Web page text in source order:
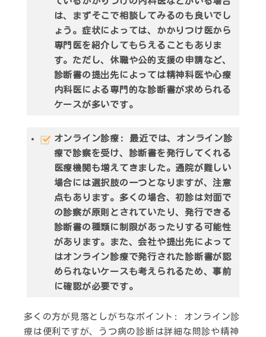
は、まずそこで相談してみるのも良いでし
ょう。症状によっては、かかりつけ医から
専門医を紹介してもらえることもありま
す。ただし、休職や公的支援の申請など、
診断書の提出先によっては精神科医や心療
内科医による専門的な診断書が求められる
ケースが多いです。
オンライン診療 : 最近では、オンライン診
療で診察を受け、診断書を発行してくれる
医療機関も増えてきました。通院が難しい
場合には選択肢の一つとなりますが、注意
点もあります。多くの場合、初診は対面で
の診察が原則とされていたり、発行できる
診断書の種類に制限があったりする可能性
があります。また、会社や提出先によって
はオンライン診療で発行された診断書が認
められないケースも考えられるため、事前
に確認が必要です。
多くの方が見落としがちなポイント : オンライン診
療は便利ですが、うつ病の診断は詳細な問診や精神